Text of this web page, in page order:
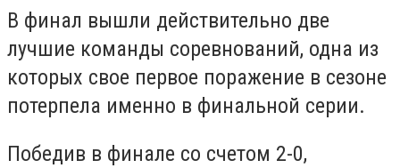
В финал вышли действительно две
лучшие команды соревнований, одна из
которых свое первое поражение в сезоне
потерпела именно в финальной серии.
Победив в финале со счетом 2-0,